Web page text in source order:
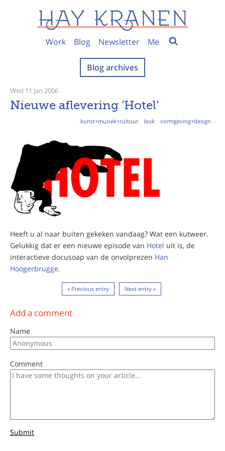
Work Blog Newsletter Me
Blog archives
Wed 11 Jan 2006
Nieuwe aflevering ‘Hotel’
kunst+muziek+cultuur leuk vormgeving+design
Heeft u al naar buiten gekeken vandaag? Wat een kutweer.
Gelukkig dat er een nieuwe episode van Hotel uit is, de
interactieve docusoap van de onvolprezen Han
Hoogerbrugge.
« Previous entry Next entry »
Add a comment
Name
Comment
Submit